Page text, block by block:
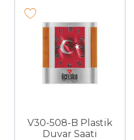
V30-508-B Plastik
Duvar Saati